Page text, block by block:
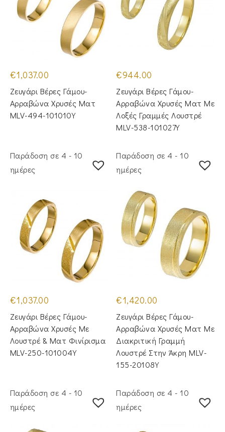
€1,037.00
Ζευγάρι Βέρες Γάμου-
Αρραβώνα Χρυσές Ματ
MLV-494-101010Y
€944.00
Ζευγάρι Βέρες Γάμου-
Αρραβώνα Χρυσές Ματ Με
Λοξές Γραμμές Λουστρέ
MLV-538-101027Y
Παράδοση σε 4 - 10
ημέρες
€1,037.00
Ζευγάρι Βέρες Γάμου-
Αρραβώνα Χρυσές Με
Λουστρέ & Ματ Φινίρισμα
MLV-250-101004Y
Παράδοση σε 4 - 10
ημέρες
€1,420.00
Ζευγάρι Βέρες Γάμου-
Αρραβώνα Χρυσές Ματ Με
Διακριτική Γραμμή
Λουστρέ Στην Άκρη MLV-
155-20108Y
Παράδοση σε 4 - 10
ημέρες
Παράδοση σε 4 - 10
ημέρες